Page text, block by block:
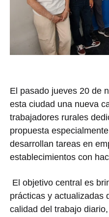
El pasado jueves 20 de
esta ciudad una nueva
trabajadores rurales
propuesta
desarrollan tareas en
establecimientos con
El objetivo central es
prácticas y actualizadas
calidad del trabajo